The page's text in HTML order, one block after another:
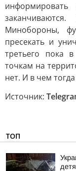
Минобороны,
пресекать и
третьего пока
точкам на
нет. И в чем
Источник:
ТОП